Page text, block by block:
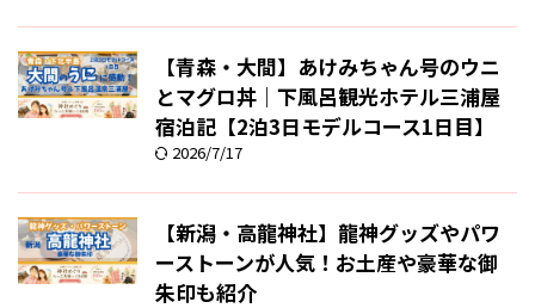
【青森・大間】あけみちゃん号のウニ
とマグロ丼｜下風呂観光ホテル三浦屋
宿泊記【2泊3日モデルコース1日目】
2026/7/17
【新潟・高龍神社】龍神グッズやパワ
ーストーンが人気！お土産や豪華な御
朱印も紹介